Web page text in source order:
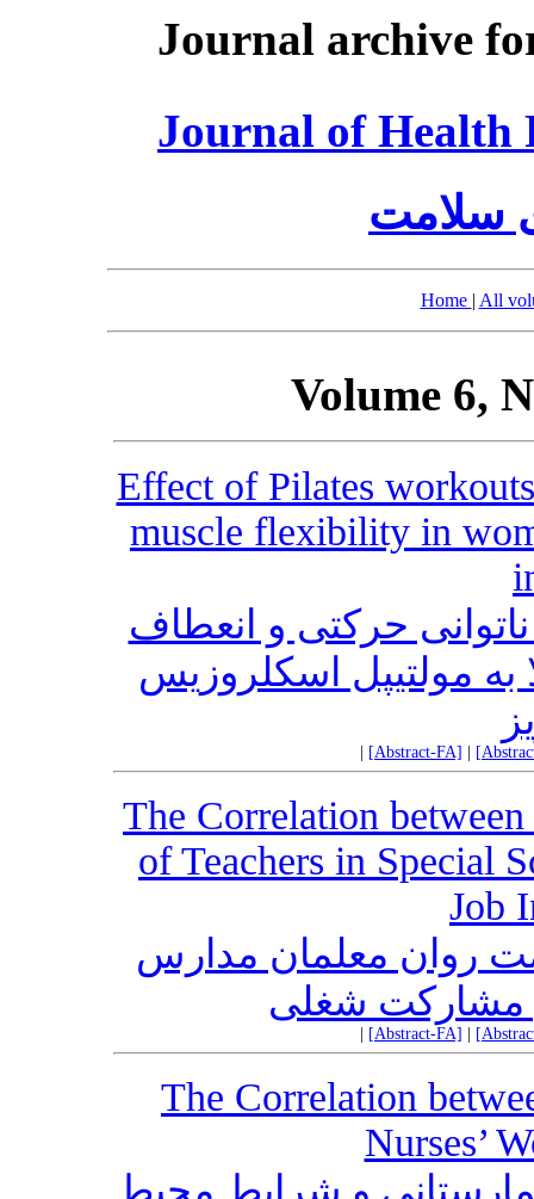
Journal archive
Journal of Health
سلامت
Home | All
Volume 6,
Effect of Pilates
muscle flexibility in
حرکتی و انعطاف
به مولتیپل اسکلروزیس
[Abstract-FA]
The Correlation
of Teachers in Special
Job
روان معلمان مدارس
مشارکت شغلی
[Abstract-FA]
The Correlation
Nurses’
و شرایط محیط